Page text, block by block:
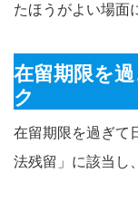
たほうがよい場面
在留期限を
ク
在留期限を過ぎて
法残留」に該当し